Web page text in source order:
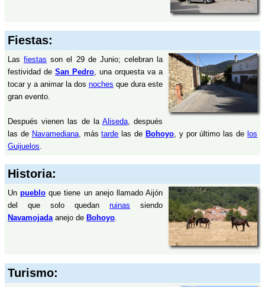
Fiestas:
Lasfiestas son el 29 de Junio; celebran la
festividad de San Pedro, una orquesta va a
tocar y a animar la dos noches que dura este
gran evento.
Después vienen las de la Aliseda, después
las de Navamediana, mástarde las de Bohoyo, y por último las de los
Guijuelos.
Historia:
Unpueblo que tiene un anejo llamado Aijón
del que solo quedan ruinas siendo
Navamojadaanejo de Bohoyo.
Turismo: